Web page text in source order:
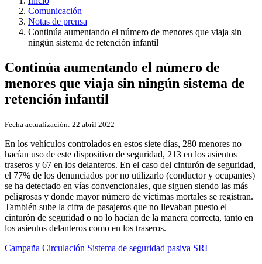
Comunicación
Notas de prensa
Continúa aumentando el número de menores que viaja sin
ningún sistema de retención infantil
Continúa aumentando el número de
menores que viaja sin ningún sistema de
retención infantil
Fecha actualización: 22 abril 2022
En los vehículos controlados en estos siete días, 280 menores no
hacían uso de este dispositivo de seguridad, 213 en los asientos
traseros y 67 en los delanteros. En el caso del cinturón de seguridad,
el 77% de los denunciados por no utilizarlo (conductor y ocupantes)
se ha detectado en vías convencionales, que siguen siendo las más
peligrosas y donde mayor número de víctimas mortales se registran.
También sube la cifra de pasajeros que no llevaban puesto el
cinturón de seguridad o no lo hacían de la manera correcta, tanto en
los asientos delanteros como en los traseros.
Campaña Circulación Sistema de seguridad pasiva SRI